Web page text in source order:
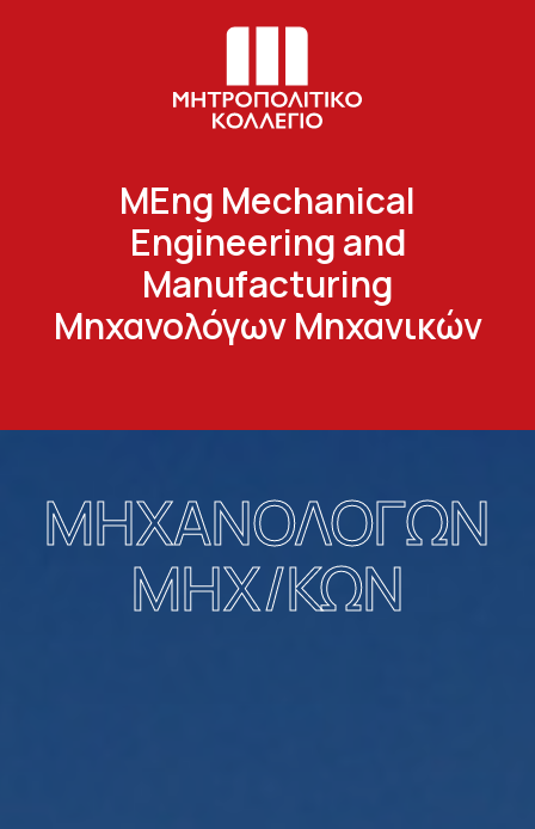
MEng Mechanical
Engineering and
Manufacturing
Μηχανολόγων Μηχανικών
ΜΗΧΑΝΟΛΟΓΩΝ
ΜΗΧ/ΚΩΝ